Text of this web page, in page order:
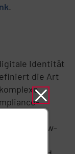
.
Identität
die Art
die
Workflow-
mit